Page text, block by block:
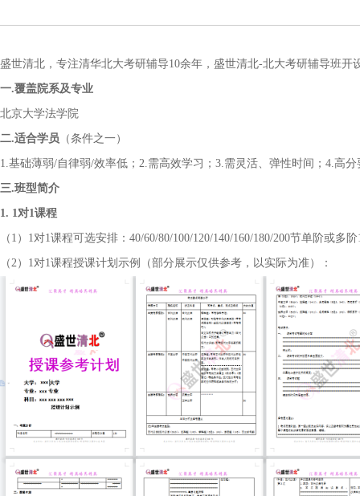
盛世清北，专注清华北大考研辅导10余年，盛世清北-北大考研辅导班开
一.覆盖院系及专业
北京大学法学院
二.适合学员 （条件之一）
1.基础薄弱/自律弱/效率低；2.需高效学习；3.需灵活、弹性时间；4.高分
三.班型简介
1. 1对1课程
（ 1）1对1课程可选安排：40/60/80/100/120/140/160/180/200节单阶或多
（2）1对1课程授课计划示例（部分展示仅供参考，以实际为准）：